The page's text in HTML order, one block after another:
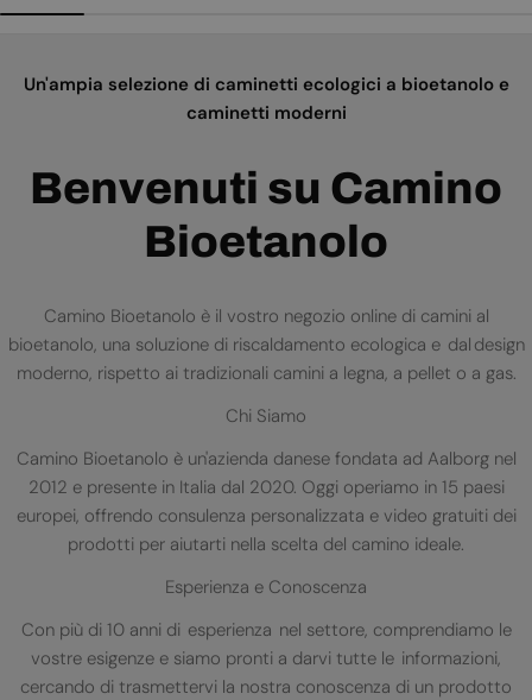
Un'ampia selezione di caminetti ecologici a bioetanolo e
caminetti moderni
Benvenuti su Camino
Bioetanolo
Camino Bioetanolo è il vostro negozio online di camini al
bioetanolo, una soluzione di riscaldamento ecologica e dal design
moderno, rispetto ai tradizionali camini a legna, a pellet o a gas.
Chi Siamo
Camino Bioetanolo è un'azienda danese fondata ad Aalborg nel
2012 e presente in Italia dal 2020. Oggi operiamo in 15 paesi
europei, offrendo consulenza personalizzata e video gratuiti dei
prodotti per aiutarti nella scelta del camino ideale.
Esperienza e Conoscenza
Con più di 10 anni di esperienza nel settore, comprendiamo le
vostre esigenze e siamo pronti a darvi tutte le informazioni,
cercando di trasmettervi la nostra conoscenza di un prodotto